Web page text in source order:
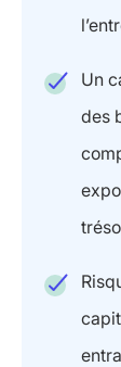
Un
des